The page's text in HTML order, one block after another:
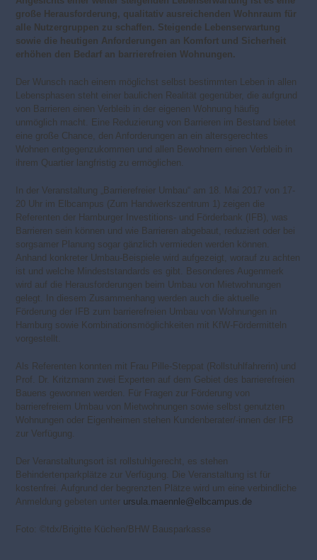
große Herausforderung, qualitativ ausreichenden Wohnraum für
alle Nutzergruppen zu schaffen. Steigende Lebenserwartung
sowie die heutigen Anforderungen an Komfort und Sicherheit
erhöhen den Bedarf an barrierefreien Wohnungen.
Der Wunsch nach einem möglichst selbst bestimmten Leben in allen
Lebensphasen steht einer baulichen Realität gegenüber, die aufgrund
von Barrieren einen Verbleib in der eigenen Wohnung häufig
unmöglich macht. Eine Reduzierung von Barrieren im Bestand bietet
eine große Chance, den Anforderungen an ein altersgerechtes
Wohnen entgegenzukommen und allen Bewohnern einen Verbleib in
ihrem Quartier langfristig zu ermöglichen.
In der Veranstaltung „Barrierefreier Umbau“ am 18. Mai 2017 von 17-
20 Uhr im Elbcampus (Zum Handwerkszentrum 1) zeigen die
Referenten der Hamburger Investitions- und Förderbank (IFB), was
Barrieren sein können und wie Barrieren abgebaut, reduziert oder bei
sorgsamer Planung sogar gänzlich vermieden werden können.
Anhand konkreter Umbau-Beispiele wird aufgezeigt, worauf zu achten
ist und welche Mindeststandards es gibt. Besonderes Augenmerk
wird auf die Herausforderungen beim Umbau von Mietwohnungen
gelegt. In diesem Zusammenhang werden auch die aktuelle
Förderung der IFB zum barrierefreien Umbau von Wohnungen in
Hamburg sowie Kombinationsmöglichkeiten mit KfW-Fördermitteln
vorgestellt.
Als Referenten konnten mit Frau Pille-Steppat (Rollstuhlfahrerin) und
Prof. Dr. Kritzmann zwei Experten auf dem Gebiet des barrierefreien
Bauens gewonnen werden. Für Fragen zur Förderung von
barrierefreiem Umbau von Mietwohnungen sowie selbst genutzten
Wohnungen oder Eigenheimen stehen Kundenberater/-innen der IFB
zur Verfügung.
Der Veranstaltungsort ist rollstuhlgerecht, es stehen
Behindertenparkplätze zur Verfügung. Die Veranstaltung ist für
kostenfrei. Aufgrund der begrenzten Plätze wird um eine verbindliche
Anmeldung gebeten unter ursula.maennle@elbcampus.de
Foto: ©tdx/Brigitte Küchen/BHW Bausparkasse